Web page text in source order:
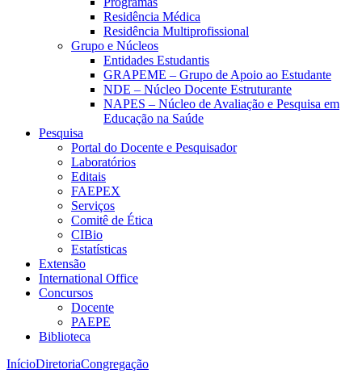
Residência Médica
Residência Multiprofissional
Grupo e Núcleos
Entidades Estudantis
GRAPEME – Grupo de Apoio ao Estudante
NDE – Núcleo Docente Estruturante
NAPES – Núcleo de Avaliação e Pesquisa em
Educação na Saúde
Pesquisa
Portal do Docente e Pesquisador
Laboratórios
Editais
FAEPEX
Serviços
Comitê de Ética
CIBio
Estatísticas
Extensão
International Office
Concursos
Docente
PAEPE
Biblioteca
InícioDiretoriaCongregação